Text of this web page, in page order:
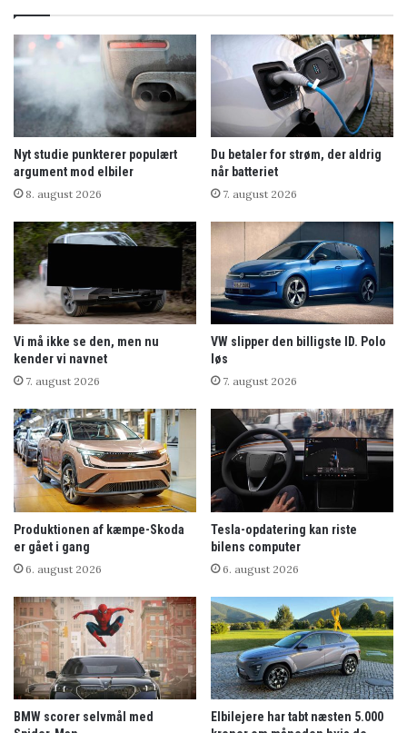
Nyt studie punkterer populært
argument mod elbiler
8. august 2026
Du betaler for strøm, der aldrig
når batteriet
7. august 2026
Vi må ikke se den, men nu
kender vi navnet
7. august 2026
VW slipper den billigste ID. Polo
løs
7. august 2026
Produktionen af kæmpe-Skoda
er gået i gang
6. august 2026
Tesla-opdatering kan riste
bilens computer
6. august 2026
BMW scorer selvmål med
Elbilejere har tabt næsten 5.000